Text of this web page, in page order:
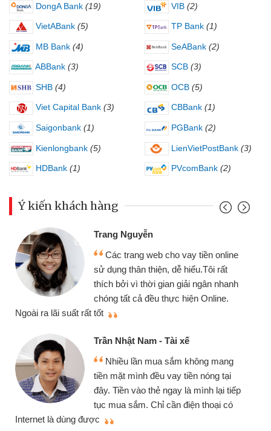
DongA Bank (19) VIB (2)
VietABank (5) TP Bank (1)
MB Bank (4) SeABank (2)
ABBank (3) SCB (3)
SHB (4) OCB (5)
Viet Capital Bank (3) CBBank (1)
Saigonbank (1) PGBank (2)
Kienlongbank (5) LienVietPostBank (3)
HDBank (1) PVcomBank (2)
Ý kiến khách hàng
Trang Nguyễn
Các trang web cho vay tiền online
sử dụng thân thiện, dễ hiểu.Tôi rất
thích bởi vì thời gian giải ngân nhanh
chóng tất cả đều thực hiện Online.
Ngoài ra lãi suất rất tốt
Trần Nhật Nam - Tài xế
Nhiều lần mua sắm không mang
tiền mặt mình đều vay tiền nóng tại
đây. Tiền vào thẻ ngay là mình lại tiếp
tục mua sắm. Chỉ cần điện thoại có
Internet là dùng được